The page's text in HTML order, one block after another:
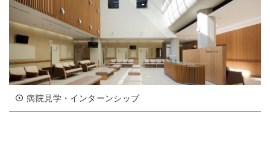
病院見学・インターンシップ